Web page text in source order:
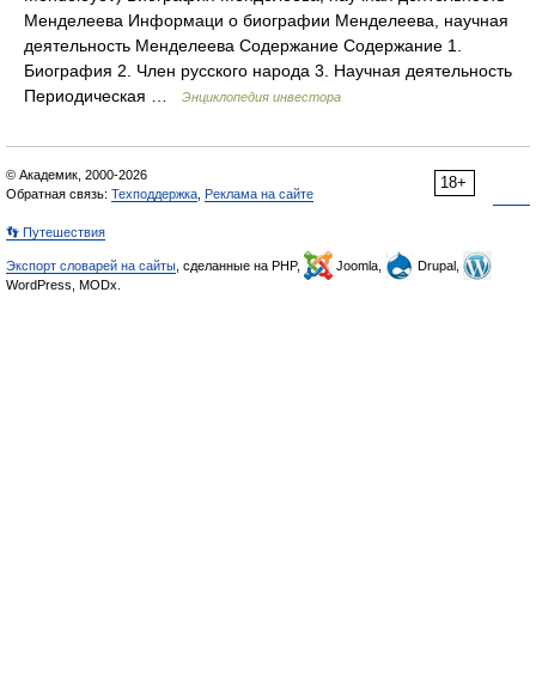
Менделеева Информаци о биографии Менделеева, научная
деятельность Менделеева Содержание Содержание 1.
Биография 2. Член русского народа 3. Научная деятельность
Периодическая …
Энциклопедия инвестора
18+
© Академик, 2000-2026
Обратная связь: Техподдержка Реклама на сайте
👣 Путешествия
Экспорт словарей на сайты , сделанные на PHP, Joomla,
Drupal,
WordPress, MODx.